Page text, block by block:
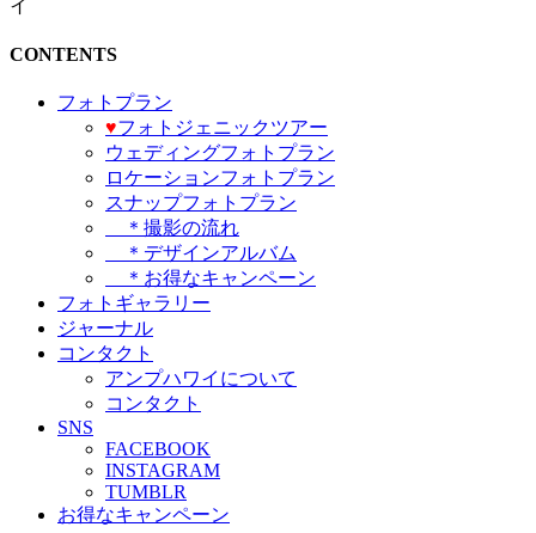
CONTENTS
フォトプラン
♥️フォトジェニックツアー
ウェディングフォトプラン
ロケーションフォトプラン
スナップフォトプラン
＊撮影の流れ
＊デザインアルバム
＊お得なキャンペーン
フォトギャラリー
ジャーナル
コンタクト
アンプハワイについて
コンタクト
SNS
FACEBOOK
INSTAGRAM
TUMBLR
お得なキャンペーン